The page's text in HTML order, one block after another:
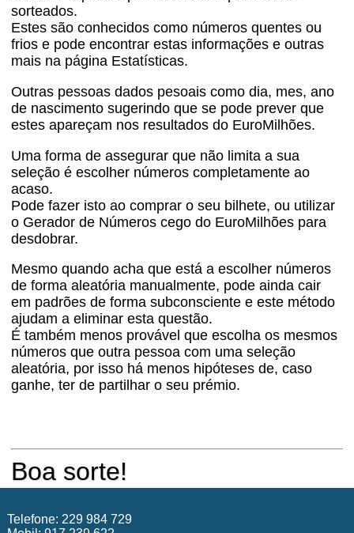
sorteados.
Estes são conhecidos como números quentes ou
frios e pode encontrar estas informações e outras
mais na página Estatísticas.
Outras pessoas dados pesoais como dia, mes, ano
de nascimento sugerindo que se pode prever que
estes apareçam nos resultados do EuroMilhões.
Uma forma de assegurar que não limita a sua
seleção é escolher números completamente ao
acaso.
Pode fazer isto ao comprar o seu bilhete, ou utilizar
o Gerador de Números cego do EuroMilhões para
desdobrar.
Mesmo quando acha que está a escolher números
de forma aleatória manualmente, pode ainda cair
em padrões de forma subconsciente e este método
ajudam a eliminar esta questão.
É também menos provável que escolha os mesmos
números que outra pessoa com uma seleção
aleatória, por isso há menos hipóteses de, caso
ganhe, ter de partilhar o seu prémio.
Boa sorte!
Telefone: 229 984 729